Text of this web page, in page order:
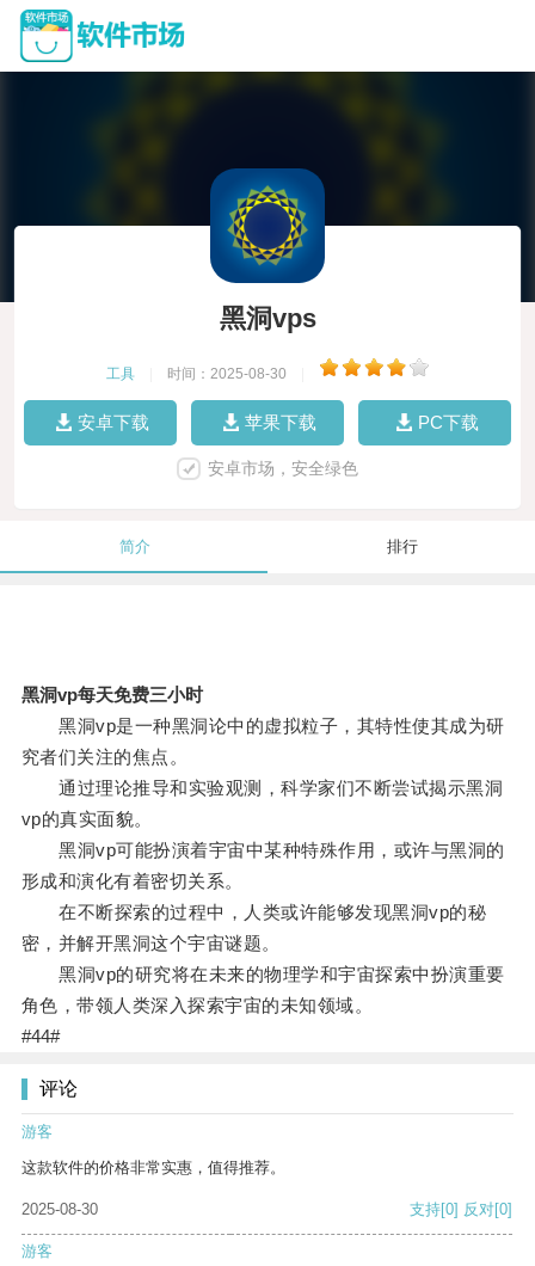
黑洞vps
工具 时间：2025-08-30
安卓下载 苹果下载 PC下载
安卓市场，安全绿色
简介 排行
黑洞vp每天免费三小时
黑洞vp是一种黑洞论中的虚拟粒子，其特性使其成为研
究者们关注的焦点。
通过理论推导和实验观测，科学家们不断尝试揭示黑洞
vp的真实面貌。
黑洞vp可能扮演着宇宙中某种特殊作用，或许与黑洞的
形成和演化有着密切关系。
在不断探索的过程中，人类或许能够发现黑洞vp的秘
密，并解开黑洞这个宇宙谜题。
黑洞vp的研究将在未来的物理学和宇宙探索中扮演重要
角色，带领人类深入探索宇宙的未知领域。
#44#
评论
游客
这款软件的价格非常实惠，值得推荐。
2025-08-30 支持[0] 反对[0]
游客